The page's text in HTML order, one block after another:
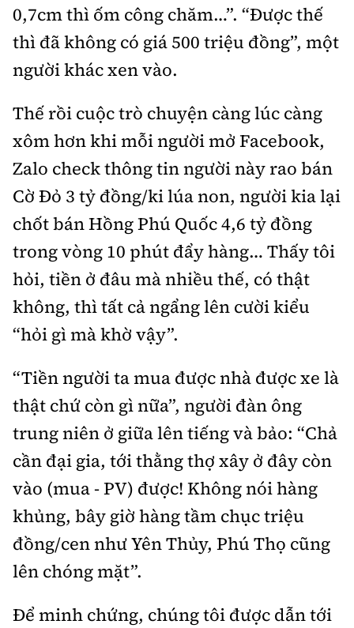
0,7cm thì ốm công chăm…”. “Được thế
thì đã không có giá 500 triệu đồng”, một
người khác xen vào.
Thế rồi cuộc trò chuyện càng lúc càng
xôm hơn khi mỗi người mở Facebook,
Zalo check thông tin người này rao bán
Cờ Đỏ 3 tỷ đồng/ki lúa non, người kia lại
chốt bán Hồng Phú Quốc 4,6 tỷ đồng
trong vòng 10 phút đẩy hàng… Thấy tôi
hỏi, tiền ở đâu mà nhiều thế, có thật
không, thì tất cả ngẩng lên cười kiểu
“hỏi gì mà khờ vậy”.
“Tiền người ta mua được nhà được xe là
thật chứ còn gì nữa”, người đàn ông
trung niên ở giữa lên tiếng và bảo: “Chả
cần đại gia, tới thằng thợ xây ở đây còn
vào (mua - PV) được! Không nói hàng
khủng, bây giờ hàng tầm chục triệu
đồng/cen như Yên Thủy, Phú Thọ cũng
lên chóng mặt”.
Để minh chứng, chúng tôi được dẫn tới